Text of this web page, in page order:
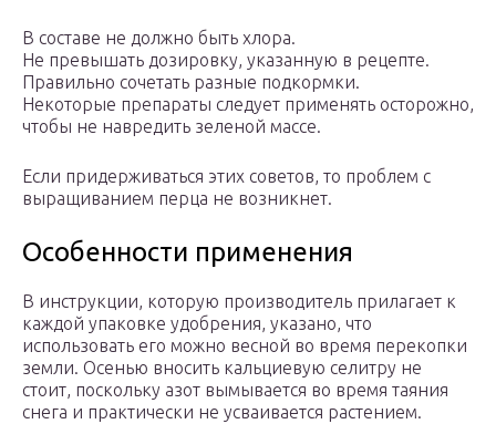
В составе не должно быть хлора.
Не превышать дозировку, указанную в рецепте.
Правильно сочетать разные подкормки.
Некоторые препараты следует применять осторожно,
чтобы не навредить зеленой массе.
Если придерживаться этих советов, то проблем с
выращиванием перца не возникнет.
Особенности применения
В инструкции, которую производитель прилагает к
каждой упаковке удобрения, указано, что
использовать его можно весной во время перекопки
земли. Осенью вносить кальциевую селитру не
стоит, поскольку азот вымывается во время таяния
снега и практически не усваивается растением.